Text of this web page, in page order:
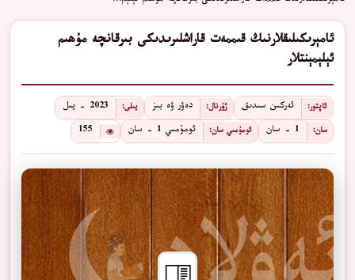
ئامېرىكىلىقلارنىڭ قىممەت قاراشلىرىدىكى بىرقانچە مۇھىم
ئېلېمېنتلار
ئاپتور: ئەركىن سىدىق ژۇرنال: دەۋر ۋە بىز يىلى: 2023 - يىل
سان: 1 - سان ئومۇمىي سان: ئومۇمىي 1 - سان 155